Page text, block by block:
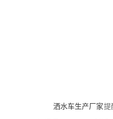
洒水车生产厂家提